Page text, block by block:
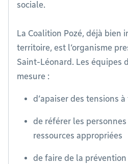
sociale.
La Coalition Pozé, déjà bien
territoire, est l’organisme
Saint-Léonard. Les équipes
mesure :
d’apaiser des tensions
de référer les
ressources appropriées
de faire de la